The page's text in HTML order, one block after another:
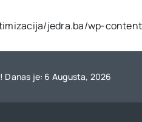
jedra.ba/wp-
Danas je: 6 Augusta, 2026